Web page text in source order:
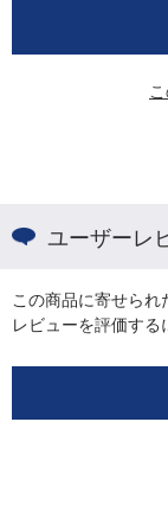
ユーザーレ
この商品に寄せられ
レビューを評価する